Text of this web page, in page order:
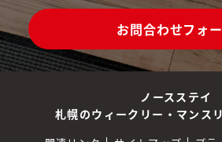
お問合わせフォ
ノースステイ
札幌のウィークリー・マンス